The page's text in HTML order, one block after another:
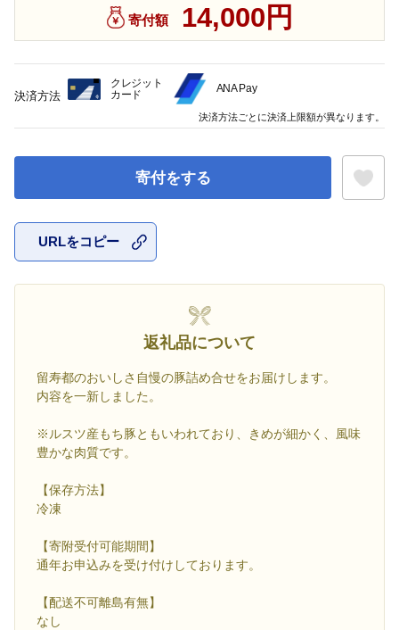
寄付額 14,000円
寄付をする
URLをコピー
返礼品について
留寿都のおいしさ自慢の豚詰め合せをお届けします。
内容を一新しました。
※ルスツ産もち豚ともいわれており、きめが細かく、風味
豊かな肉質です。
【保存方法】
冷凍
【寄附受付可能期間】
通年お申込みを受け付けしております。
【配送不可離島有無】
なし
決済方法
クレジット
カード
ANA Pay
決済方法ごとに決済上限額が異なります。